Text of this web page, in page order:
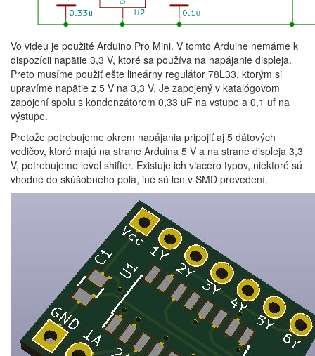
Vo videu je použité Arduino Pro Mini. V tomto Arduine nemáme k
dispozícii napätie 3,3 V, ktoré sa používa na napájanie displeja.
Preto musíme použiť ešte lineárny regulátor 78L33, ktorým si
upravíme napätie z 5 V na 3,3 V. Je zapojený v katalógovom
zapojení spolu s kondenzátorom 0,33 uF na vstupe a 0,1 uf na
výstupe.
Pretože potrebujeme okrem napájania pripojiť aj 5 dátových
vodičov, ktoré majú na strane Arduina 5 V a na strane displeja 3,3
V, potrebujeme level shifter. Existuje ich viacero typov, niektoré sú
vhodné do skúšobného poľa, iné sú len v SMD prevedení.